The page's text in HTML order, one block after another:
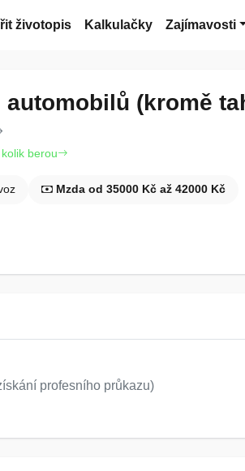
životopis Kalkulačky Zajímavosti
(kromě
berou
Mzda od 35000 Kč až 42000 Kč
profesního průkazu)